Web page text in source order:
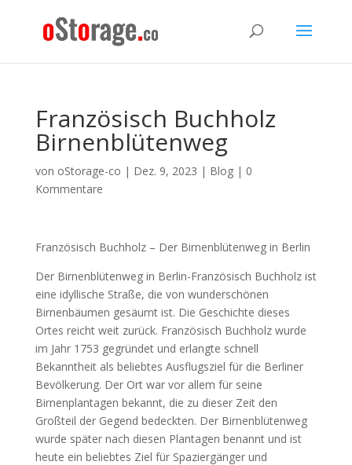
Französisch Buchholz
Birnenblütenweg
von oStorage-co | Dez. 9, 2023 | Blog| 0
Kommentare
Französisch Buchholz – Der Birnenblütenweg in Berlin
Der Birnenblütenweg in Berlin-Französisch Buchholz ist
eine idyllische Straße, die von wunderschönen
Birnenbäumen gesäumt ist. Die Geschichte dieses
Ortes reicht weit zurück. Französisch Buchholz wurde
im Jahr 1753 gegründet und erlangte schnell
Bekanntheit als beliebtes Ausflugsziel für die Berliner
Bevölkerung. Der Ort war vor allem für seine
Birnenplantagen bekannt, die zu dieser Zeit den
Großteil der Gegend bedeckten. Der Birnenblütenweg
wurde später nach diesen Plantagen benannt und ist
heute ein beliebtes Ziel für Spaziergänger und